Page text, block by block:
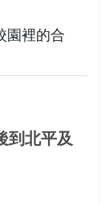
園裡的合
到北平及